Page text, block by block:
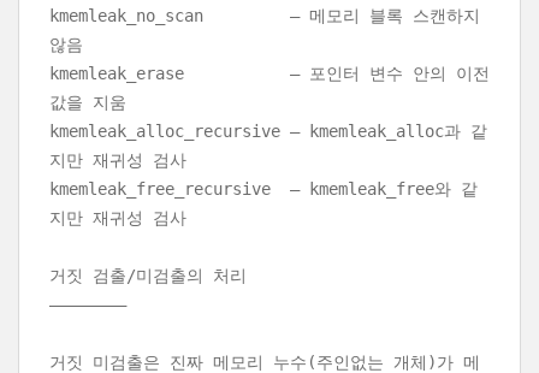
kmemleak_no_scan – 메모리 블록 스캔하지
않음
kmemleak_erase – 포인터 변수 안의 이전
값을 지움
kmemleak_alloc_recursive – kmemleak_alloc과 같
지만 재귀성 검사
kmemleak_free_recursive – kmemleak_free와 같
지만 재귀성 검사
거짓 검출/미검출의 처리
———————–
거짓 미검출은 진짜 메모리 누수(주인없는 개체)가 메